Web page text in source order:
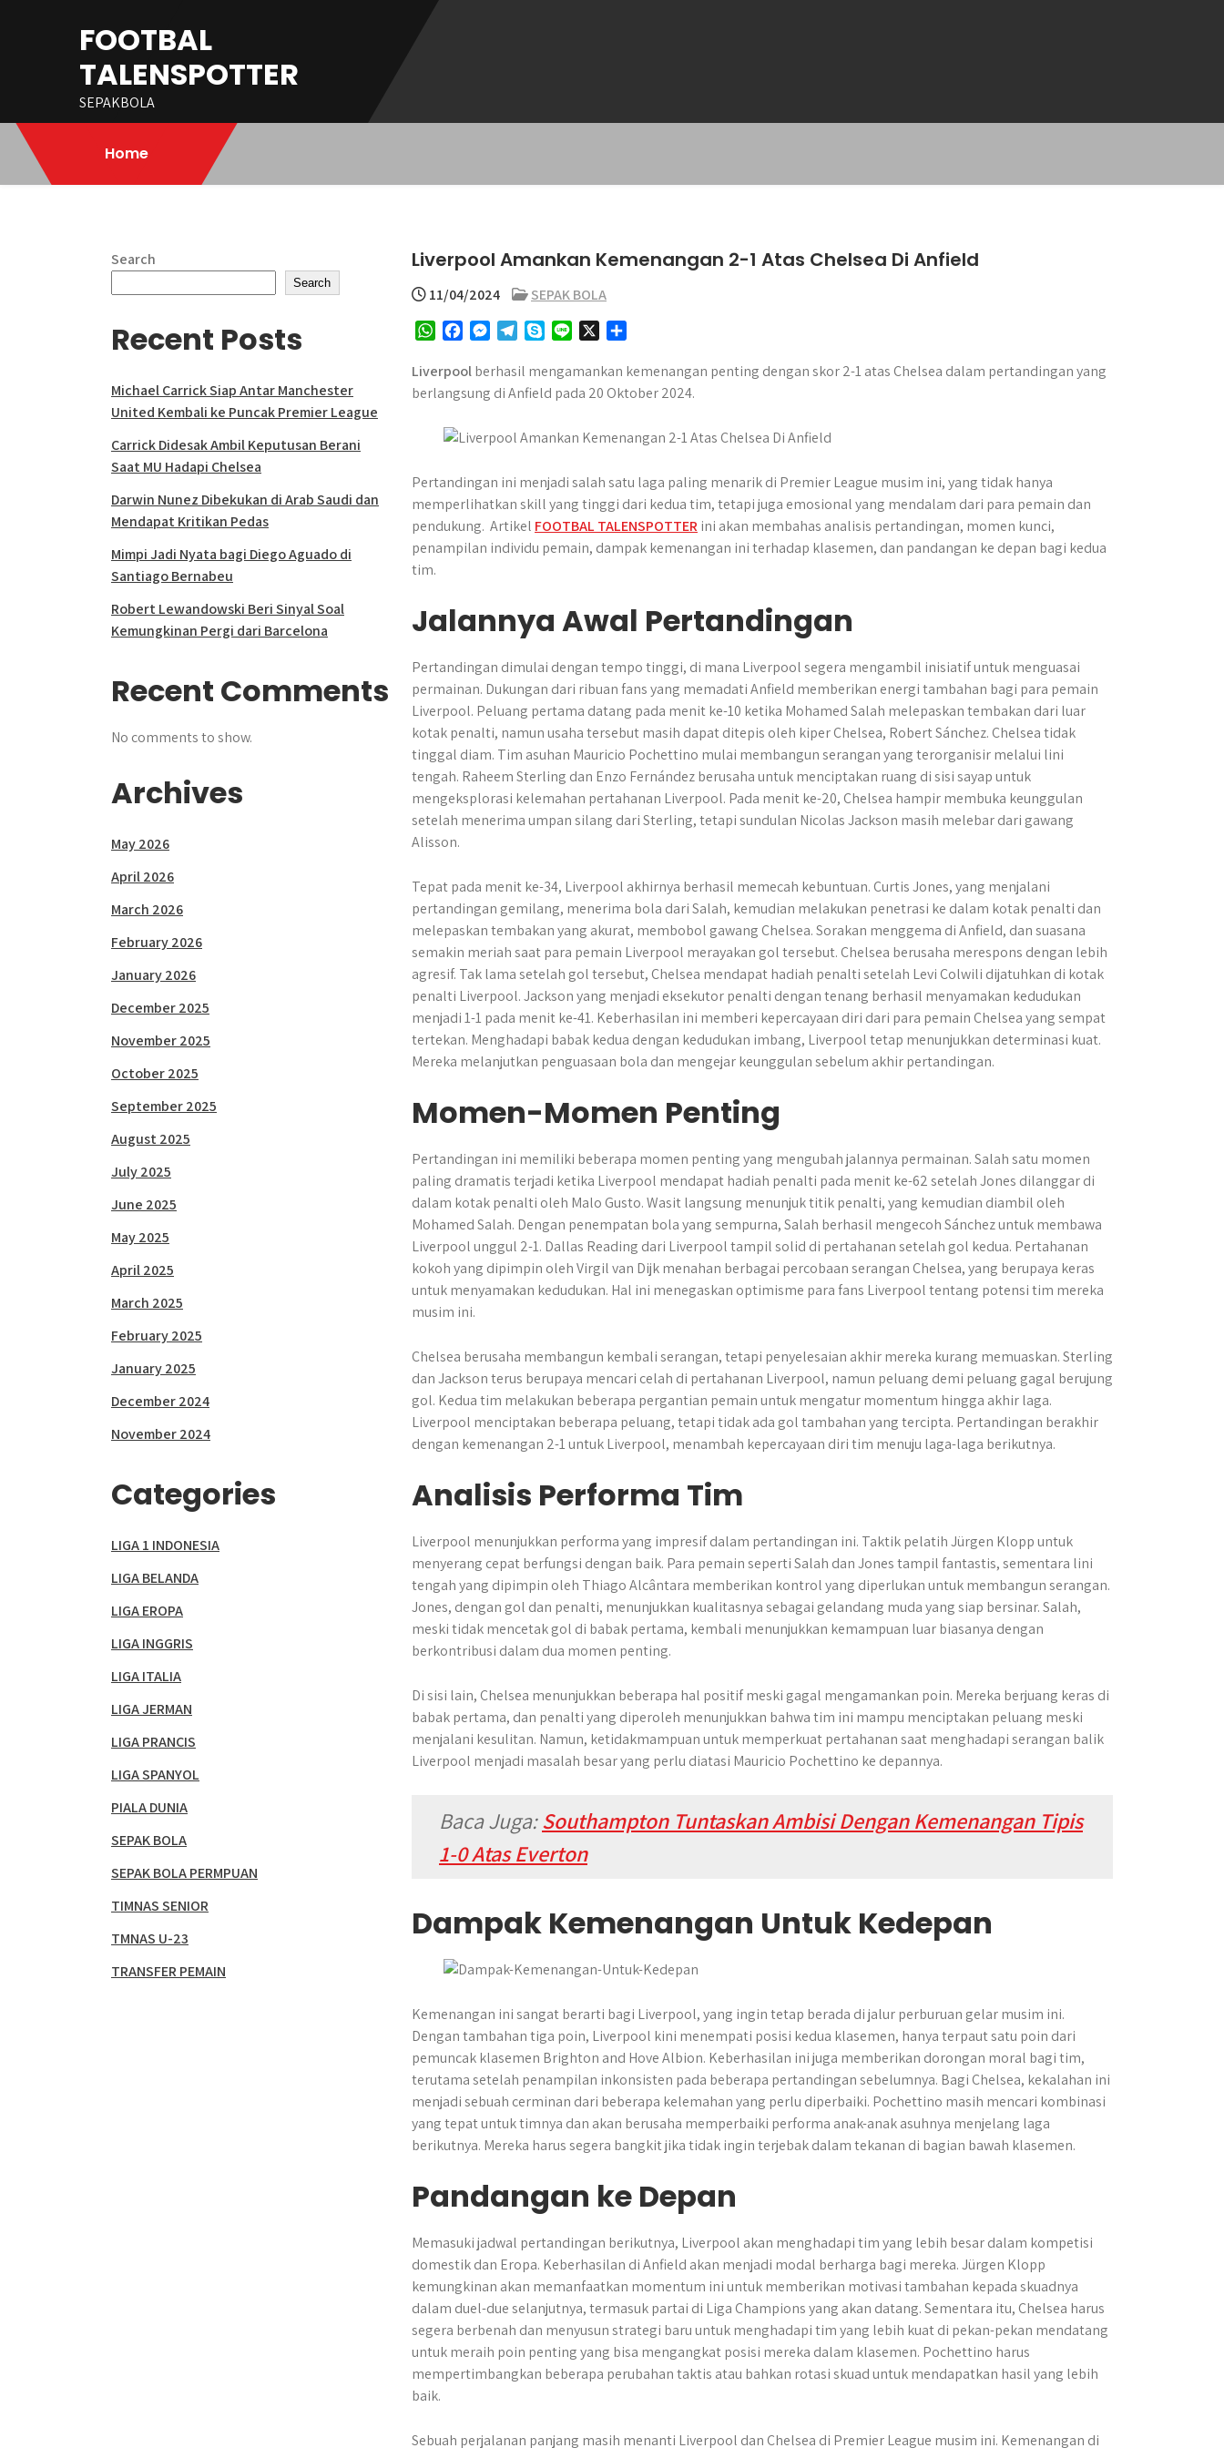
FOOTBAL
TALENSPOTTER
SEPAKBOLA
Home
Liverpool Amankan Kemenangan 2-1 Atas Chelsea Di Anfield
11/04/2024
SEPAK BOLA
W
a
t
c
e
o
s
s
g
r
l
e
y
p
n
e
a
r
Liverpoolberhasil mengamankan kemenangan penting dengan skor 2-1 atas Chelsea dalam pertandingan yang
berlangsung di Anfield pada 20 Oktober 2024.
Pertandingan ini menjadi salah satu laga paling menarik di Premier League musim ini, yang tidak hanya
memperlihatkan skill yang tinggi dari kedua tim, tetapi juga emosional yang mendalam dari para pemain dan
pendukung. Artikel FOOTBAL TALENSPOTTER ini akan membahas analisis pertandingan, momen kunci,
penampilan individu pemain, dampak kemenangan ini terhadap klasemen, dan pandangan ke depan bagi kedua
tim.
Jalannya Awal Pertandingan
Pertandingan dimulai dengan tempo tinggi, di mana Liverpool segera mengambil inisiatif untuk menguasai
permainan. Dukungan dari ribuan fans yang memadati Anfield memberikan energi tambahan bagi para pemain
Liverpool. Peluang pertama datang pada menit ke-10 ketika Mohamed Salah melepaskan tembakan dari luar
kotak penalti, namun usaha tersebut masih dapat ditepis oleh kiper Chelsea, Robert Sánchez. Chelsea tidak
tinggal diam. Tim asuhan Mauricio Pochettino mulai membangun serangan yang terorganisir melalui lini
tengah. Raheem Sterling dan Enzo Fernández berusaha untuk menciptakan ruang di sisi sayap untuk
mengeksplorasi kelemahan pertahanan Liverpool. Pada menit ke-20, Chelsea hampir membuka keunggulan
setelah menerima umpan silang dari Sterling, tetapi sundulan Nicolas Jackson masih melebar dari gawang
Alisson.
Tepat pada menit ke-34, Liverpool akhirnya berhasil memecah kebuntuan. Curtis Jones, yang menjalani
pertandingan gemilang, menerima bola dari Salah, kemudian melakukan penetrasi ke dalam kotak penalti dan
melepaskan tembakan yang akurat, membobol gawang Chelsea. Sorakan menggema di Anfield, dan suasana
semakin meriah saat para pemain Liverpool merayakan gol tersebut. Chelsea berusaha merespons dengan lebih
agresif. Tak lama setelah gol tersebut, Chelsea mendapat hadiah penalti setelah Levi Colwili dijatuhkan di kotak
penalti Liverpool. Jackson yang menjadi eksekutor penalti dengan tenang berhasil menyamakan kedudukan
menjadi 1-1 pada menit ke-41. Keberhasilan ini memberi kepercayaan diri dari para pemain Chelsea yang sempat
tertekan. Menghadapi babak kedua dengan kedudukan imbang, Liverpool tetap menunjukkan determinasi kuat.
Mereka melanjutkan penguasaan bola dan mengejar keunggulan sebelum akhir pertandingan.
Momen-Momen Penting
Pertandingan ini memiliki beberapa momen penting yang mengubah jalannya permainan. Salah satu momen
paling dramatis terjadi ketika Liverpool mendapat hadiah penalti pada menit ke-62 setelah Jones dilanggar di
dalam kotak penalti oleh Malo Gusto. Wasit langsung menunjuk titik penalti, yang kemudian diambil oleh
Mohamed Salah. Dengan penempatan bola yang sempurna, Salah berhasil mengecoh Sánchez untuk membawa
Liverpool unggul 2-1. Dallas Reading dari Liverpool tampil solid di pertahanan setelah gol kedua. Pertahanan
kokoh yang dipimpin oleh Virgil van Dijk menahan berbagai percobaan serangan Chelsea, yang berupaya keras
untuk menyamakan kedudukan. Hal ini menegaskan optimisme para fans Liverpool tentang potensi tim mereka
musim ini.
Chelsea berusaha membangun kembali serangan, tetapi penyelesaian akhir mereka kurang memuaskan. Sterling
dan Jackson terus berupaya mencari celah di pertahanan Liverpool, namun peluang demi peluang gagal berujung
gol. Kedua tim melakukan beberapa pergantian pemain untuk mengatur momentum hingga akhir laga.
Liverpool menciptakan beberapa peluang, tetapi tidak ada gol tambahan yang tercipta. ​Pertandingan berakhir
dengan kemenangan 2-1 untuk Liverpool, menambah kepercayaan diri tim menuju laga-laga berikutnya.​
Analisis Performa Tim
Liverpool menunjukkan performa yang impresif dalam pertandingan ini. Taktik pelatih Jürgen Klopp untuk
menyerang cepat berfungsi dengan baik. Para pemain seperti Salah dan Jones tampil fantastis, sementara lini
tengah yang dipimpin oleh Thiago Alcântara memberikan kontrol yang diperlukan untuk membangun serangan.
Jones, dengan gol dan penalti, menunjukkan kualitasnya sebagai gelandang muda yang siap bersinar. Salah,
meski tidak mencetak gol di babak pertama, kembali menunjukkan kemampuan luar biasanya dengan
berkontribusi dalam dua momen penting.
Di sisi lain, Chelsea menunjukkan beberapa hal positif meski gagal mengamankan poin. Mereka berjuang keras di
babak pertama, dan penalti yang diperoleh menunjukkan bahwa tim ini mampu menciptakan peluang meski
menjalani kesulitan. Namun, ketidakmampuan untuk memperkuat pertahanan saat menghadapi serangan balik
Liverpool menjadi masalah besar yang perlu diatasi Mauricio Pochettino ke depannya.
Baca Juga:Southampton Tuntaskan Ambisi Dengan Kemenangan Tipis
1-0 Atas Everton
Dampak Kemenangan Untuk Kedepan
Kemenangan ini sangat berarti bagi Liverpool, yang ingin tetap berada di jalur perburuan gelar musim ini.
Dengan tambahan tiga poin, Liverpool kini menempati posisi kedua klasemen, hanya terpaut satu poin dari
pemuncak klasemen Brighton and Hove Albion. Keberhasilan ini juga memberikan dorongan moral bagi tim,
terutama setelah penampilan inkonsisten pada beberapa pertandingan sebelumnya. Bagi Chelsea, kekalahan ini
menjadi sebuah cerminan dari beberapa kelemahan yang perlu diperbaiki. Pochettino masih mencari kombinasi
yang tepat untuk timnya dan akan berusaha memperbaiki performa anak-anak asuhnya menjelang laga
berikutnya. Mereka harus segera bangkit jika tidak ingin terjebak dalam tekanan di bagian bawah klasemen.
Pandangan ke Depan
Memasuki jadwal pertandingan berikutnya, Liverpool akan menghadapi tim yang lebih besar dalam kompetisi
domestik dan Eropa. Keberhasilan di Anfield akan menjadi modal berharga bagi mereka. Jürgen Klopp
kemungkinan akan memanfaatkan momentum ini untuk memberikan motivasi tambahan kepada skuadnya
dalam duel-due selanjutnya, termasuk partai di Liga Champions yang akan datang. Sementara itu, Chelsea harus
segera berbenah dan menyusun strategi baru untuk menghadapi tim yang lebih kuat di pekan-pekan mendatang
untuk meraih poin penting yang bisa mengangkat posisi mereka dalam klasemen. Pochettino harus
mempertimbangkan beberapa perubahan taktis atau bahkan rotasi skuad untuk mendapatkan hasil yang lebih
baik.
Sebuah perjalanan panjang masih menanti Liverpool dan Chelsea di Premier League musim ini. Kemenangan di
Search
Search
Recent Posts
Michael Carrick Siap Antar Manchester
United Kembali ke Puncak Premier League
Carrick Didesak Ambil Keputusan Berani
Saat MU Hadapi Chelsea
Darwin Nunez Dibekukan di Arab Saudi dan
Mendapat Kritikan Pedas
Mimpi Jadi Nyata bagi Diego Aguado di
Santiago Bernabeu
Robert Lewandowski Beri Sinyal Soal
Kemungkinan Pergi dari Barcelona
Recent Comments
No comments to show.
Archives
May 2026
April 2026
March 2026
February 2026
January 2026
December 2025
November 2025
October 2025
September 2025
August 2025
July 2025
June 2025
May 2025
April 2025
March 2025
February 2025
January 2025
December 2024
November 2024
Categories
LIGA 1 INDONESIA
LIGA BELANDA
LIGA EROPA
LIGA INGGRIS
LIGA ITALIA
LIGA JERMAN
LIGA PRANCIS
LIGA SPANYOL
PIALA DUNIA
SEPAK BOLA
SEPAK BOLA PERMPUAN
TIMNAS SENIOR
TMNAS U-23
TRANSFER PEMAIN